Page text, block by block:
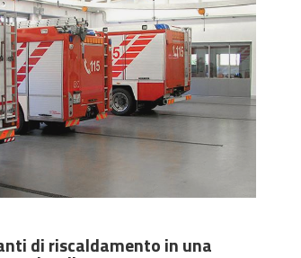
di riscaldamento in una